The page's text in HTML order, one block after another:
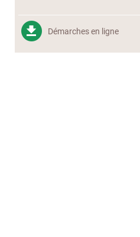
Démarches en ligne